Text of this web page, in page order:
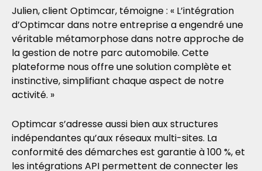
Julien, client Optimcar, témoigne : « L’intégration
d’Optimcar dans notre entreprise a engendré une
véritable métamorphose dans notre approche de
la gestion de notre parc automobile. Cette
plateforme nous offre une solution complète et
instinctive, simplifiant chaque aspect de notre
activité. »
Optimcar s’adresse aussi bien aux structures
indépendantes qu’aux réseaux multi-sites. La
conformité des démarches est garantie à 100 %, et
les intégrations API permettent de connecter les